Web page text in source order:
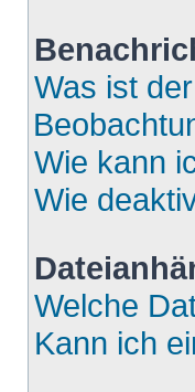
Was ist
Wie kann
Wie
Welche
Kann ich